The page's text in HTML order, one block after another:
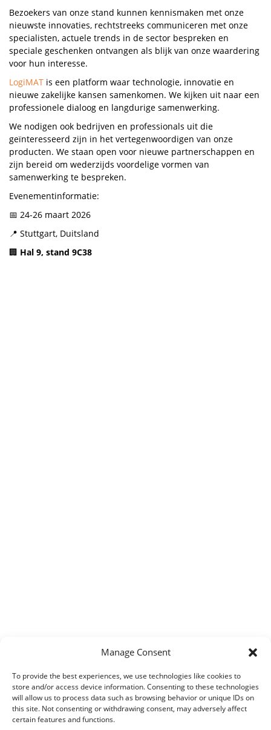
Manage Consent
To provide the best experiences, we use technologies like cookies to
store and/or access device information. Consenting to these technologies
will allow us to process data such as browsing behavior or unique IDs on
this site. Not consenting or withdrawing consent, may adversely affect
certain features and functions.
Bezoekers van onze stand kunnen kennismaken met onze
nieuwste innovaties, rechtstreeks communiceren met onze
specialisten, actuele trends in de sector bespreken en
speciale geschenken ontvangen als blijk van onze waardering
voor hun interesse.
LogiMAT is een platform waar technologie, innovatie en
nieuwe zakelijke kansen samenkomen. We kijken uit naar een
professionele dialoog en langdurige samenwerking.
We nodigen ook bedrijven en professionals uit die
geïnteresseerd zijn in het vertegenwoordigen van onze
producten. We staan open voor nieuwe partnerschappen en
zijn bereid om wederzijds voordelige vormen van
samenwerking te bespreken.
Evenementinformatie:
📅 24-26 maart 2026
📍 Stuttgart, Duitsland
🏢 Hal 9, stand 9C38